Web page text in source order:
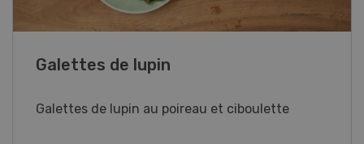
Rouleaux de printemps
Rouleaux de printemps aux poulet